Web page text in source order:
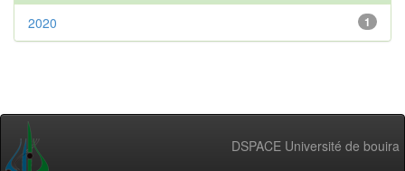
1
2020
DSPACE Université de bouira